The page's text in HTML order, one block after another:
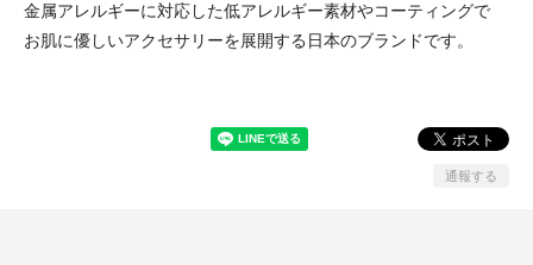
金属アレルギーに対応した低アレルギー素材やコーティングで
お肌に優しいアクセサリーを展開する日本のブランドです。
通報する